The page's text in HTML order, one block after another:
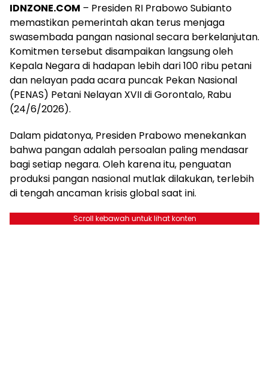
IDNZONE.COM – Presiden RI Prabowo Subianto
memastikan pemerintah akan terus menjaga
swasembada pangan nasional secara berkelanjutan.
Komitmen tersebut disampaikan langsung oleh
Kepala Negara di hadapan lebih dari 100 ribu petani
dan nelayan pada acara puncak Pekan Nasional
(PENAS) Petani Nelayan XVII di Gorontalo, Rabu
(24/6/2026).
Dalam pidatonya, Presiden Prabowo menekankan
bahwa pangan adalah persoalan paling mendasar
bagi setiap negara. Oleh karena itu, penguatan
produksi pangan nasional mutlak dilakukan, terlebih
di tengah ancaman krisis global saat ini.
Scroll kebawah untuk lihat konten